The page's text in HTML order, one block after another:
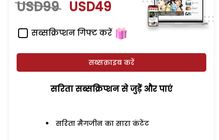
USD99 USD49
सब्सक्रिप्शन गिफ्ट करें
सब्सक्राइब करें
सरिता सब्सक्रिप्शन से जुड़ेें और पाएं
सरिता मैगजीन का सारा कंटेंट